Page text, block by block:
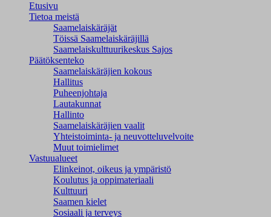
Etusivu
Tietoa meistä
Saamelaiskäräjät
Töissä Saamelaiskäräjillä
Saamelaiskulttuuri­keskus Sajos
Päätöksenteko
Saamelaiskäräjien kokous
Hallitus
Puheenjohtaja
Lautakunnat
Hallinto
Saamelaiskäräjien vaalit
Yhteistoiminta- ja neuvotteluvelvoite
Muut toimielimet
Vastuualueet
Elinkeinot, oikeus ja ympäristö
Koulutus ja oppimateriaali
Kulttuuri
Saamen kielet
Sosiaali ja terveys